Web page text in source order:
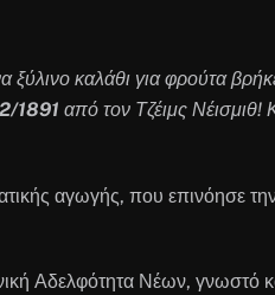
καλάθι για φρούτα
1891 από τον Τζέιμς Νέισμιθ!
αγωγής, που επινόησε
Αδελφότητα Νέων, γνωστό